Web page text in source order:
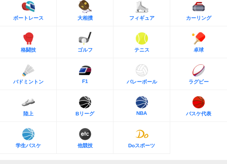
ボートレース 大相撲 フィギュア カーリング
格闘技 ゴルフ テニス 卓球
バドミントン F1 バレーボール ラグビー
陸上 Bリーグ NBA バスケ代表
学生バスケ 他競技 Doスポーツ